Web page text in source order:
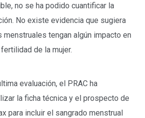
no se ha podido cuantificar la
No existe evidencia que sugiera
tengan algún impacto en
de la mujer.
evaluación, el PRAC ha
la ficha técnica y el prospecto de
para incluir el sangrado menstrual